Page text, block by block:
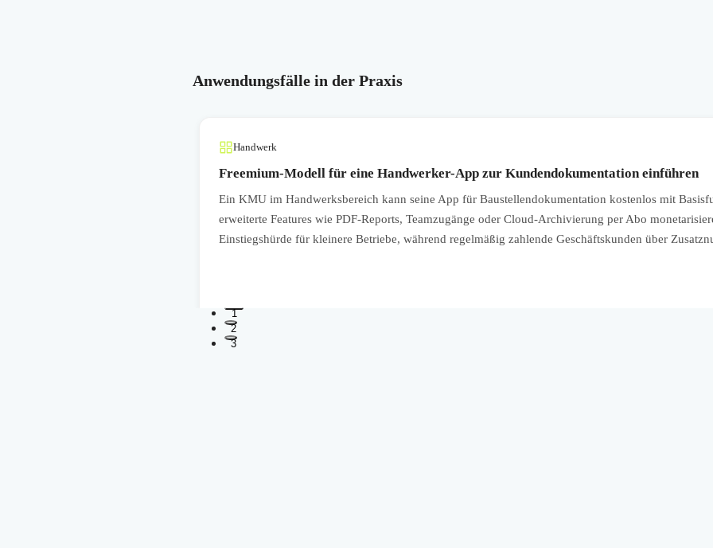
Anwendungsfälle in der Praxis
Handwerk
Freemium-Modell für eine Handwerker-App zur Kundendokumentation einführen
Ein KMU im Handwerksbereich kann seine App für Baustellendokumentation kostenlos mit
erweiterte Features wie PDF-Reports, Teamzugänge oder Cloud-Archivierung per Abo
Einstiegshürde für kleinere Betriebe, während regelmäßig zahlende Geschäftskunden über
1
2
3